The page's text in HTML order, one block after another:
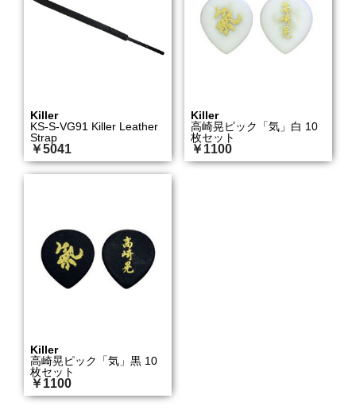
Killer
KS-S-VG91 Killer Leather
Strap
￥5041
Killer
高崎晃ピック「気」白 10
枚セット
￥1100
Killer
高崎晃ピック「気」黒 10
枚セット
￥1100